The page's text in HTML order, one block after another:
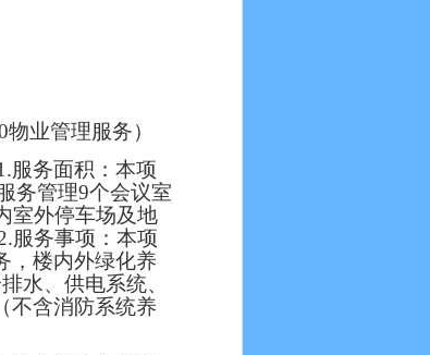
物业管理服务）
服务面积：本项
务管理9个会议室
室外停车场及地
服务事项：本项
，楼内外绿化养
水、供电系统、
不含消防系统养